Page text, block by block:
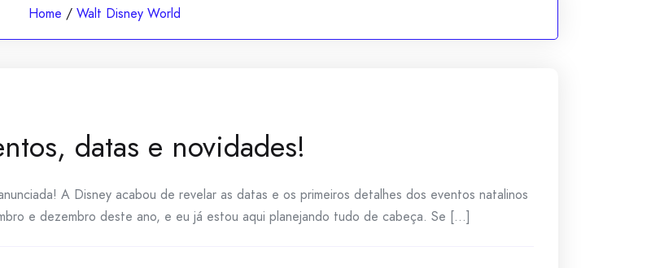
Home / Walt Disney World
datas e novidades!
A Disney acabou de revelar as datas e os primeiros detalhes dos eventos natalinos
e dezembro deste ano, e eu já estou aqui planejando tudo de cabeça. Se [...]